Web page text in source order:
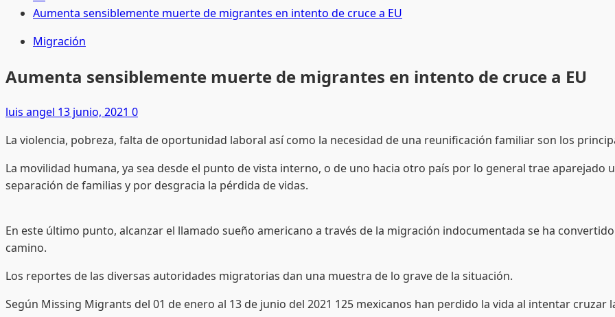
Aumenta sensiblemente muerte de migrantes en intento de cruce a EU
Migración
Aumenta sensiblemente muerte de migrantes en intento de cruce a EU
luis angel 13 junio, 2021 0
La violencia, pobreza, falta de oportunidad laboral así como la necesidad de una reunificación familiar son los
La movilidad humana, ya sea desde el punto de vista interno, o de uno hacia otro país por lo general trae aparejado
separación de familias y por desgracia la pérdida de vidas.
En este último punto, alcanzar el llamado sueño americano a través de la migración indocumentada se ha
camino.
Los reportes de las diversas autoridades migratorias dan una muestra de lo grave de la situación.
Según Missing Migrants del 01 de enero al 13 de junio del 2021 125 mexicanos han perdido la vida al intentar cruzar